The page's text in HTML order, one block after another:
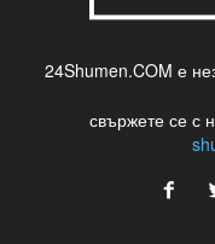
24Shumen.COM е
свържете се с